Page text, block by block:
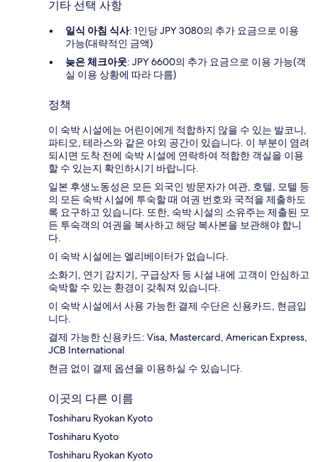
기타 선택 사항
일식 아침 식사: 1인당 JPY 3080의 추가 요금으로 이용
가능(대략적인 금액)
늦은 체크아웃: JPY 6600의 추가 요금으로 이용 가능(객
실 이용 상황에 따라 다름)
정책
이 숙박 시설에는 어린이에게 적합하지 않을 수 있는 발코니,
파티오, 테라스와 같은 야외 공간이 있습니다. 이 부분이 염려
되시면 도착 전에 숙박 시설에 연락하여 적합한 객실을 이용
할 수 있는지 확인하시기 바랍니다.
일본 후생노동성은 모든 외국인 방문자가 여관, 호텔, 모텔 등
의 모든 숙박 시설에 투숙할 때 여권 번호와 국적을 제출하도
록 요구하고 있습니다. 또한, 숙박 시설의 소유주는 제출된 모
든 투숙객의 여권을 복사하고 해당 복사본을 보관해야 합니
다.
이 숙박 시설에는 엘리베이터가 없습니다.
소화기, 연기 감지기, 구급상자 등 시설 내에 고객이 안심하고
숙박할 수 있는 환경이 갖춰져 있습니다.
이 숙박 시설에서 사용 가능한 결제 수단은 신용카드, 현금입
니다.
결제 가능한 신용카드: Visa, Mastercard, American Express,
JCB International
현금 없이 결제 옵션을 이용하실 수 있습니다.
이곳의 다른 이름
Toshiharu Ryokan Kyoto
Toshiharu Kyoto
Toshiharu Ryokan Kyoto